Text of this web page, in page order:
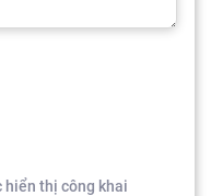
hiển thị công khai